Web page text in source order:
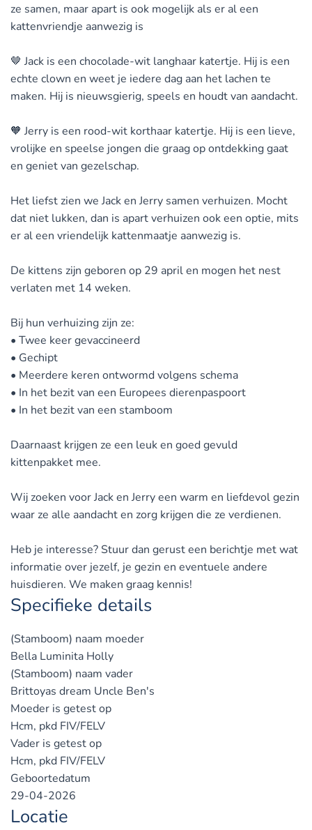
ze samen, maar apart is ook mogelijk als er al een
kattenvriendje aanwezig is
🤎 Jack is een chocolade-wit langhaar katertje. Hij is een
echte clown en weet je iedere dag aan het lachen te
maken. Hij is nieuwsgierig, speels en houdt van aandacht.
🧡 Jerry is een rood-wit korthaar katertje. Hij is een lieve,
vrolijke en speelse jongen die graag op ontdekking gaat
en geniet van gezelschap.
Het liefst zien we Jack en Jerry samen verhuizen. Mocht
dat niet lukken, dan is apart verhuizen ook een optie, mits
er al een vriendelijk kattenmaatje aanwezig is.
De kittens zijn geboren op 29 april en mogen het nest
verlaten met 14 weken.
Bij hun verhuizing zijn ze:
• Twee keer gevaccineerd
• Gechipt
• Meerdere keren ontwormd volgens schema
• In het bezit van een Europees dierenpaspoort
• In het bezit van een stamboom
Daarnaast krijgen ze een leuk en goed gevuld
kittenpakket mee.
Wij zoeken voor Jack en Jerry een warm en liefdevol gezin
waar ze alle aandacht en zorg krijgen die ze verdienen.
Heb je interesse? Stuur dan gerust een berichtje met wat
informatie over jezelf, je gezin en eventuele andere
huisdieren. We maken graag kennis!
Specifieke details
(Stamboom) naam moeder
Bella Luminita Holly
(Stamboom) naam vader
Brittoyas dream Uncle Ben's
Moeder is getest op
Hcm, pkd FIV/FELV
Vader is getest op
Hcm, pkd FIV/FELV
Geboortedatum
29-04-2026
Locatie